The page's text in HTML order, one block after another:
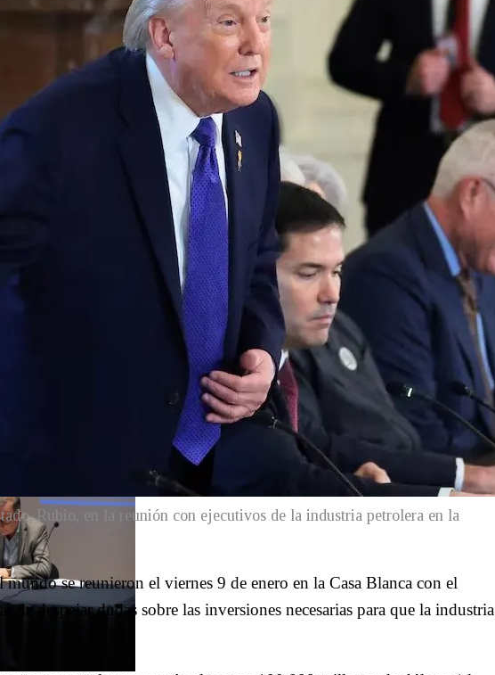
Rubio, en la reunión con ejecutivos de la industria petrolera en la
se reunieron el viernes 9 de enero en la Casa Blanca con el
despejar dudas sobre las inversiones necesarias para que la industria